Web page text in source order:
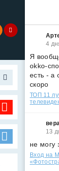
4
Я
okko-
есть - а
скоро
ТОП 11
13
не могу
Вход на